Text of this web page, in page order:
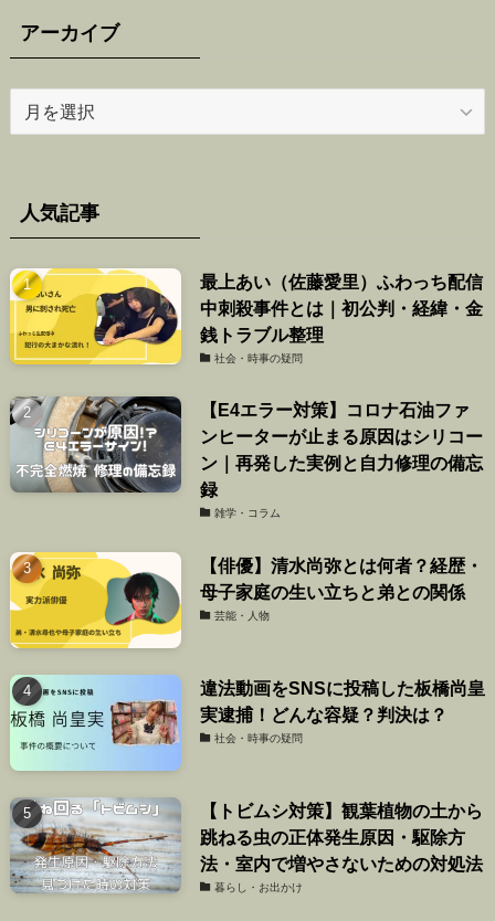
アーカイブ
ブ人気記事
最上あい（佐藤愛里）ふわっち配信
中刺殺事件とは｜初公判・経緯・金
銭トラブル整理
社会・時事の疑問
【E4エラー対策】コロナ石油ファ
ンヒーターが止まる原因はシリコー
ン｜再発した実例と自力修理の備忘
録
雑学・コラム
【俳優】清水尚弥とは何者？経歴・
母子家庭の生い立ちと弟との関係
芸能・人物
違法動画をSNSに投稿した板橋尚皇
実逮捕！どんな容疑？判決は？
社会・時事の疑問
【トビムシ対策】観葉植物の土から
跳ねる虫の正体発生原因・駆除方
法・室内で増やさないための対処法
暮らし・お出かけ